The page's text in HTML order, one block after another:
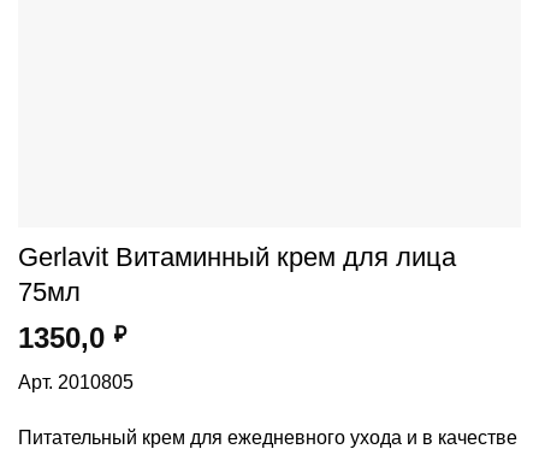
Gerlavit Витаминный крем для лица
75мл
1350,0 ₽
Арт. 2010805
Питательный крем для ежедневного ухода и в качестве